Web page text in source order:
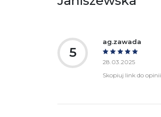
5
ag.zawada
28.03.2025
Skopiuj link do opinii